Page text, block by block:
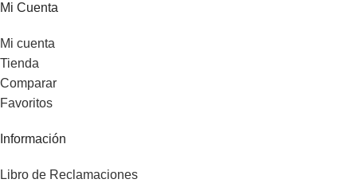
Mi Cuenta
Mi cuenta
Tienda
Comparar
Favoritos
Información
Libro de Reclamaciones